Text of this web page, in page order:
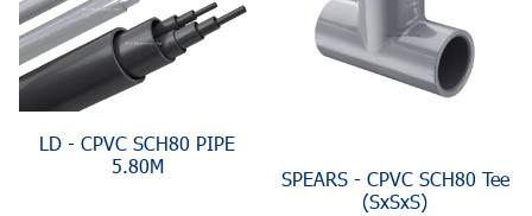
LD - CPVC SCH80 PIPE
5.80M
SPEARS - CPVC SCH80 Tee
(SxSxS)